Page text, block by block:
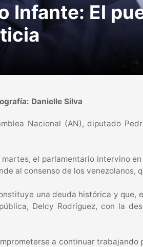
Infante: El
Danielle Silva
Nacional (AN), diputado
el parlamentario intervino
al consenso de los
una deuda histórica y
Delcy Rodríguez, con la
a continuar